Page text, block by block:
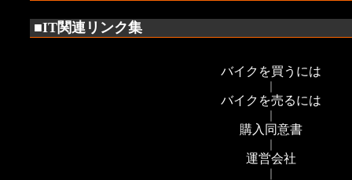
■IT関連リンク集
バイクを買うには
バイクを売るには
購入同意書
運営会社